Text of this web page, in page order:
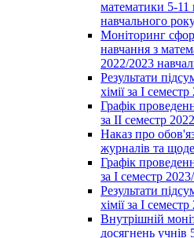
математики 5-11
навчального
Моніторинг
навчання з
2022/2023
Результати
хімії за І
Графік
за ІІ семестр
Наказ про
журналів та
Графік
за І семестр
Результати
хімії за І
Внутрішній
досягнень учнів